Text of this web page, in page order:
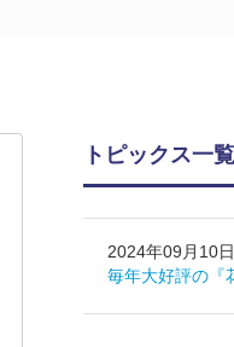
トピックス一覧
2024年09月10日
毎年大好評の『